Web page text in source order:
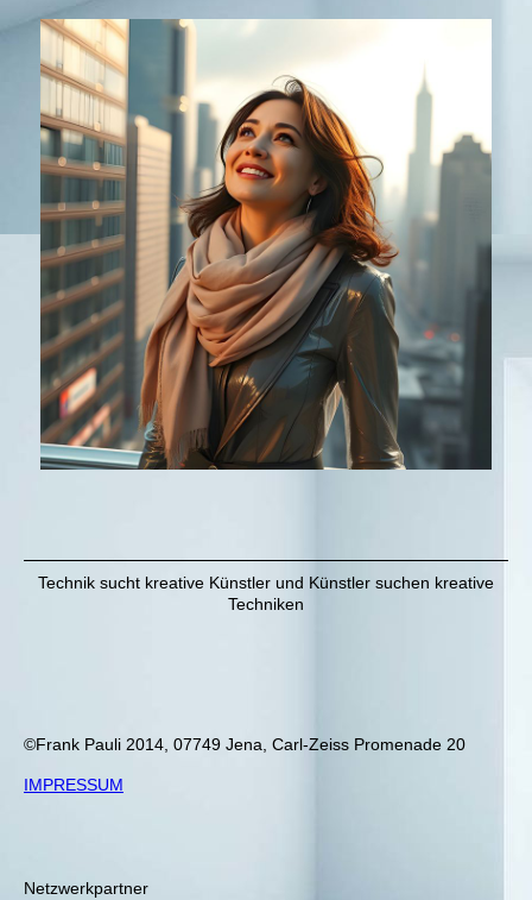
Technik sucht kreative Künstler und Künstler suchen kreative
Techniken
©Frank Pauli 2014, 07749 Jena, Carl-Zeiss Promenade 20
IMPRESSUM
Netzwerkpartner